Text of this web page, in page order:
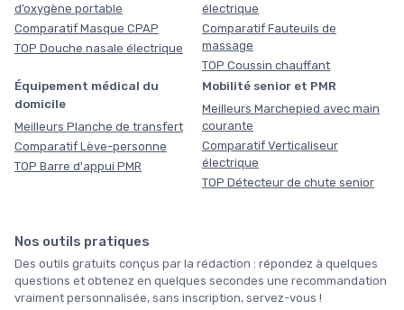
d’oxygène portable
Comparatif Masque CPAP
TOP Douche nasale électrique
électrique
Comparatif Fauteuils de
massage
TOP Coussin chauffant
Équipement médical du
domicile
Meilleurs Planche de transfert
Comparatif Lève-personne
TOP Barre d'appui PMR
Mobilité senior et PMR
Meilleurs Marchepied avec main
courante
Comparatif Verticaliseur
électrique
TOP Détecteur de chute senior
Nos outils pratiques
Des outils gratuits conçus par la rédaction : répondez à quelques
questions et obtenez en quelques secondes une recommandation
vraiment personnalisée, sans inscription, servez-vous !